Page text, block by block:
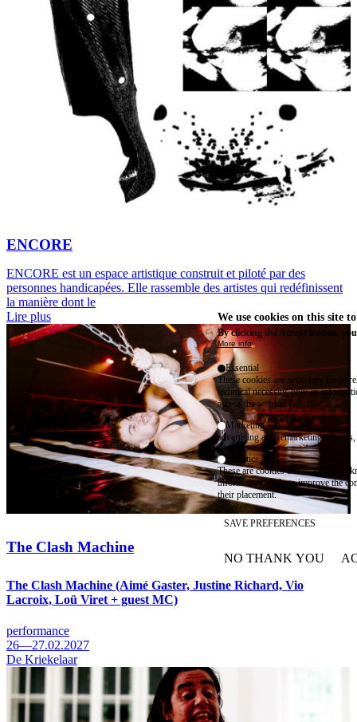
ENCORE
ENCORE est un espace artistique construit et piloté par des
personnes handicapées. Elle rassemble des artistes qui redéfinissent
la manière dont le
Lire plus
The Clash Machine
The Clash Machine (Aimé Gaster, Justine Richard, Vio
Lacroix, Loü Viret + guest MC)
performance
26—27.02.2027
De Kriekelaar
We use cookies on this site
By clicking the Accept button,
More info
Essential
These cookies are necessary for
technical necessity, only an
access the website.
Marketing
advertising and remarketing cookies,
Statistics
These are cookies that enable us to
information solely to improve the
their placement.
SAVE PREFERENCES
NO THANK YOU
WITHDRAW